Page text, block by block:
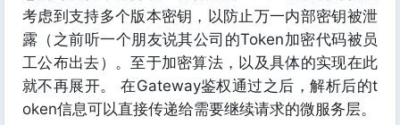
考虑到支持多个版本密钥，以防止万一内部密钥被泄
露（之前听一个朋友说其公司的Token加密代码被员
工公布出去）。至于加密算法，以及具体的实现在此
就不再展开。 在Gateway鉴权通过之后，解析后的t
oken信息可以直接传递给需要继续请求的微服务层。